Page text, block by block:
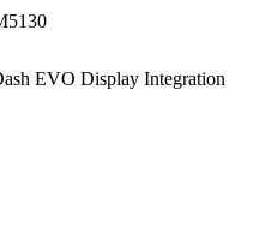
EVO Display Integration